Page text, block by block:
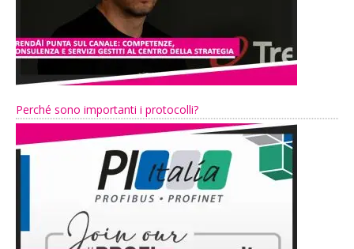
Perché sono importanti i protocolli?